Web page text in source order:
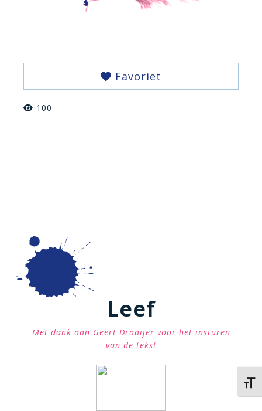
Favoriet
100
Leef
Met dank aan Geert Draaijer voor het insturen
van de tekst